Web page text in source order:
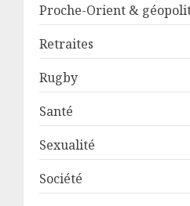
Proche-Orient &
Retraites
Rugby
Santé
Sexualité
Société